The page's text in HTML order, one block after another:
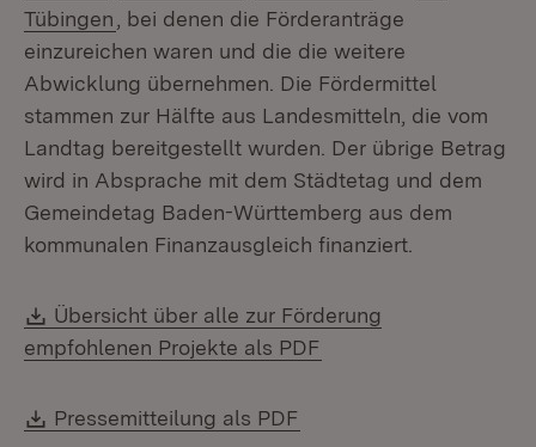
Tübingen (Öffnet in neuem Fenster)
, bei denen die Förderanträge
einzureichen waren und die die weitere
Abwicklung übernehmen. Die Fördermittel
stammen zur Hälfte aus Landesmitteln, die vom
Landtag bereitgestellt wurden. Der übrige Betrag
wird in Absprache mit dem Städtetag und dem
Gemeindetag Baden-Württemberg aus dem
kommunalen Finanzausgleich finanziert.
Download:
Übersicht über alle zur Förderung
empfohlenen Projekte als PDF
Download:
Pressemitteilung als PDF